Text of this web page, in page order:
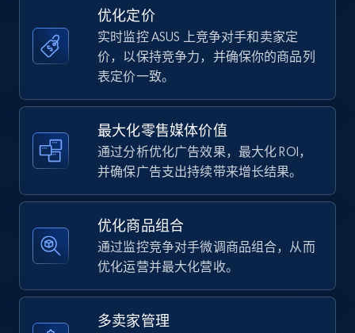
35.3K+ 5.7K+ 立即开始
Amazon Reviews
URL, Product name, Product rating, Product
rating object, Product rating max, Rating,
Author name, Asin, and more.
872+ 立即开始
Walmart - products
优化定价
实时监控 ASUS 上竞争对手和卖家定
价，以保持竞争力，并确保你的商品列
表定价一致。
最大化零售媒体价值
通过分析优化广告效果，最大化 ROI，
并确保广告支出持续带来增长结果。
优化商品组合
通过监控竞争对手微调商品组合，从而
优化运营并最大化营收。
多卖家管理